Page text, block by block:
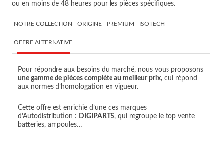
ou en moins de 48 heures pour les pièces spécifiques.
NOTRE COLLECTION ORIGINE PREMIUM ISOTECH
OFFRE ALTERNATIVE
Pour répondre aux besoins du marché, nous vous proposons
une gamme de pièces complète au meilleur prix, qui répond
aux normes d’homologation en vigueur.
Cette offre est enrichie d’une des marques
d’Autodistribution : DIGIPARTS, qui regroupe le top vente
batteries, ampoules…